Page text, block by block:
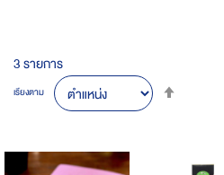
3รายการ
เรียงตาม
Direction